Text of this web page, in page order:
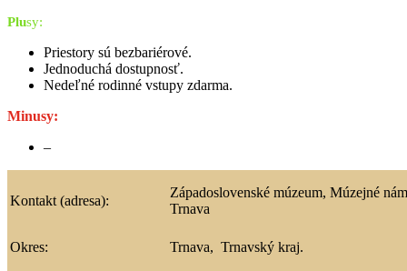
Plusy:
Priestory sú bezbariérové.
Jednoduchá dostupnosť.
Nedeľné rodinné vstupy zdarma.
Minusy:
–
Kontakt (adresa):
Západoslovenské múzeum, Múzejné
Trnava
Okres: Trnava, Trnavský kraj.